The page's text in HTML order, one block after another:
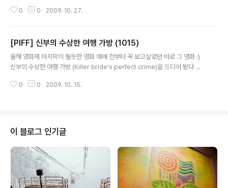
10) 2009/10/12 - [IntereSting/무비무비] - [PIFF] 블
ereSting/무비무비] - [PIFF] 피시탱크 (1011) 2009/1
0/13 - [IntereSting/무비무비] - [PIFF] 공기인형 (101
3) 2009/10/13 - [IntereSting/무비무비] - [PIFF] 나
0 0 2009. 10. 27.
[PIFF] 신부의 수상한 여행 가방 (1015)
올해 영화제 마지막이 될듯한 영화 예매 전부터 꼭 보고싶었던 바로 그 영화 :)
신부의 수상한 여행 가방 (Killer bride's perfect crime)을 드디어 봤다 작
다 GV 때문에 방한도 했었는데, 올해는 이 영화 GV에도 안왔다니 좀 아쉽긴 하
에 옷장 위에 있던 가위가 떨어지고 그걸 본 히로코는 가위를 걷어내려하지만
실패하여 집주인 등에 가위가 꽂힌다 너무도 순식간에 살인이 일어나, 당황한
히로..
0 0 2009. 10. 15.
이 블로그 인기글